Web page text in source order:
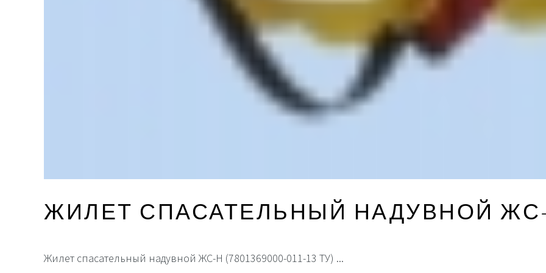
ЖИЛЕТ СПАСАТЕЛЬНЫЙ НАДУВНОЙ
Жилет спасательный надувной ЖС-Н (7801369000-011-13 ТУ) ...